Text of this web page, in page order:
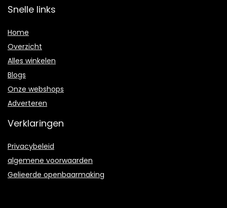
Snelle links
Home
Overzicht
Alles winkelen
Blogs
Onze webshops
Adverteren
Verklaringen
Privacybeleid
algemene voorwaarden
Gelieerde openbaarmaking